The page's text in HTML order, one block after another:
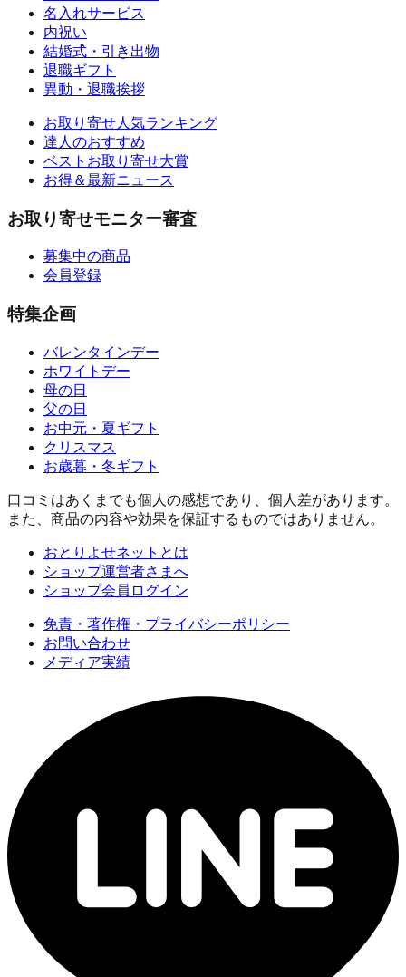
名入れサービス
内祝い
結婚式・引き出物
退職ギフト
異動・退職挨拶
お取り寄せ人気ランキング
達人のおすすめ
ベストお取り寄せ大賞
お得＆最新ニュース
お取り寄せモニター審査
募集中の商品
会員登録
特集企画
バレンタインデー
ホワイトデー
母の日
父の日
お中元・夏ギフト
クリスマス
お歳暮・冬ギフト
口コミはあくまでも個人の感想であり、個人差があります。
また、商品の内容や効果を保証するものではありません。
おとりよせネットとは
ショップ運営者さまへ
ショップ会員ログイン
免責・著作権・プライバシーポリシー
お問い合わせ
メディア実績